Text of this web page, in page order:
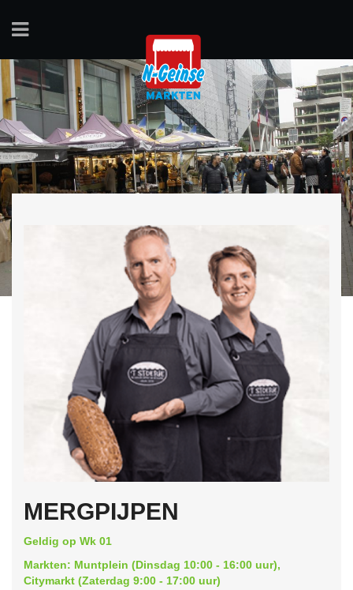
MERGPIJPEN
Geldig op Wk 01
Markten: Muntplein (Dinsdag 10:00 - 16:00 uur),
Citymarkt (Zaterdag 9:00 - 17:00 uur)